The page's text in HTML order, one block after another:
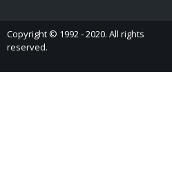
Copyright © 1992 - 2020. All rights
reserved.